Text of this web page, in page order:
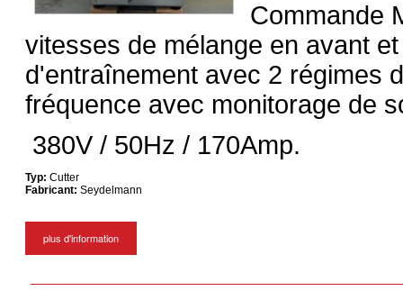
Commande
vitesses de mélange en avant
d'entraînement avec 2 régimes
fréquence avec monitorage de
380V / 50Hz / 170Amp.
Typ: Cutter
Fabricant: Seydelmann
plus d'information